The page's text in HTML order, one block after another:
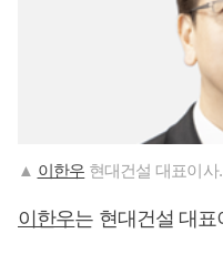
▲ 이한우 현대건설 대표이사.
이한우는 현대건설 대